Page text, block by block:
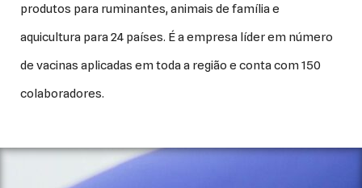
produtos para ruminantes, animais de família e
aquicultura para 24 países. É a empresa líder em número
de vacinas aplicadas em toda a região e conta com 150
colaboradores.